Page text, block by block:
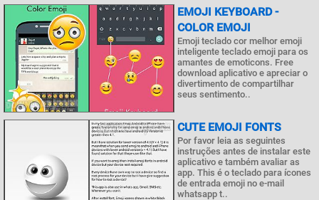
EMOJI KEYBOARD -
COLOR EMOJI
Emoji teclado cor melhor emoji
inteligente teclado emoji para os
amantes de emoticons. Free
download aplicativo e apreciar o
divertimento de compartilhar
seus sentimento..
CUTE EMOJI FONTS
Por favor leia as seguintes
instruções antes de instalar este
aplicativo e também avaliar as
app. This é o teclado para ícones
de entrada emoji no e-mail
whatsapp t..